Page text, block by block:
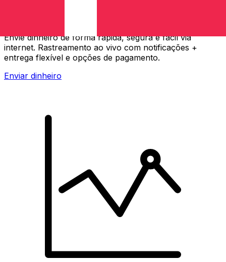
Envie dinheiro de forma rápida, segura e fácil via
internet. Rastreamento ao vivo com notificações +
entrega flexível e opções de pagamento.
Enviar dinheiro